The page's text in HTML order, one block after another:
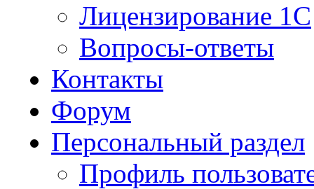
Лицензирование 1С
Вопросы-ответы
Контакты
Форум
Персональный раздел
Профиль